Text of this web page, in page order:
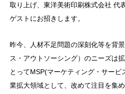
取り上げ、東洋美術印刷株式会社 代
ゲストにお招きします。
昨今、人材不足問題の深刻化等を背
ス・アウトソーシング）のニーズは
とってMSP(マーケティング・サー
業拡大領域として、改めて注目を集め